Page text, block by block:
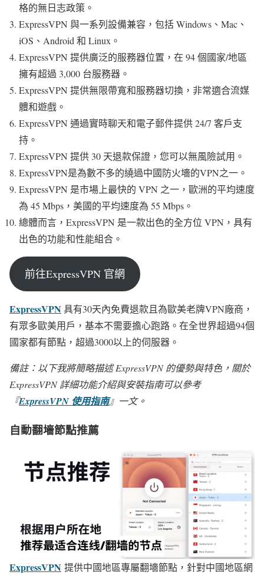
格的無日志政策。
ExpressVPN 與一系列設備兼容，包括 Windows、Mac、
iOS、Android 和 Linux。
ExpressVPN 提供廣泛的服務器位置，在 94 個國家/地區
擁有超過 3,000 台服務器。
ExpressVPN 提供無限帶寬和服務器切換，非常適合流媒
體和遊戲。
ExpressVPN 通過實時聊天和電子郵件提供 24/7 客戶支
持。
ExpressVPN 提供 30 天退款保證，您可以無風險試用。
ExpressVPN是為數不多的繞過中國防火墻的VPN之一。
ExpressVPN 是市場上最快的 VPN 之一，歐洲的平均速度
為 45 Mbps，美國的平均速度為 55 Mbps。
總體而言，ExpressVPN 是一款出色的全方位 VPN，具有
出色的功能和性能組合。
前往ExpressVPN 官網
ExpressVPN具有30天內免費退款且為歐美老牌VPN廠商，
有眾多歐美用戶，基本不需要擔心跑路。在全世界超過94個
國家都有節點，超過3000以上的伺服器。
備註：以下我將簡略描述 ExpressVPN 的優勢與特色，關於
ExpressVPN 詳細功能介紹與安裝指南可以參考
『ExpressVPN 使用指南』一文。
自動翻墻節點推薦
ExpressVPN 提供中國地區專屬翻墻節點，針對中國地區網